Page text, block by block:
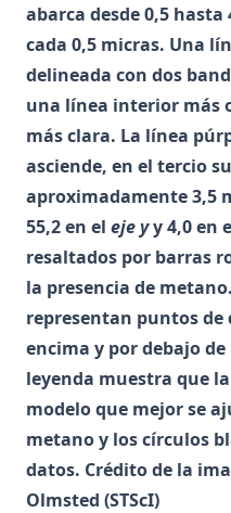
abarca desde 0,5
cada 0,5 micras. Una
delineada con dos
una línea interior más
más clara. La línea
asciende, en el tercio
aproximadamente 3,5
55,2 en el eje yy 4,0 en
resaltados por barras
la presencia de
representan puntos de
encima y por debajo
leyenda muestra que
modelo que mejor se
metano y los círculos
datos. Crédito de la
Olmsted (STScI)